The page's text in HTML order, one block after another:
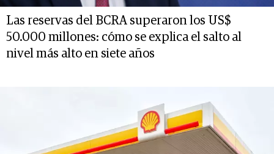
Las reservas del BCRA superaron los US$
50.000 millones: cómo se explica el salto al
nivel más alto en siete años